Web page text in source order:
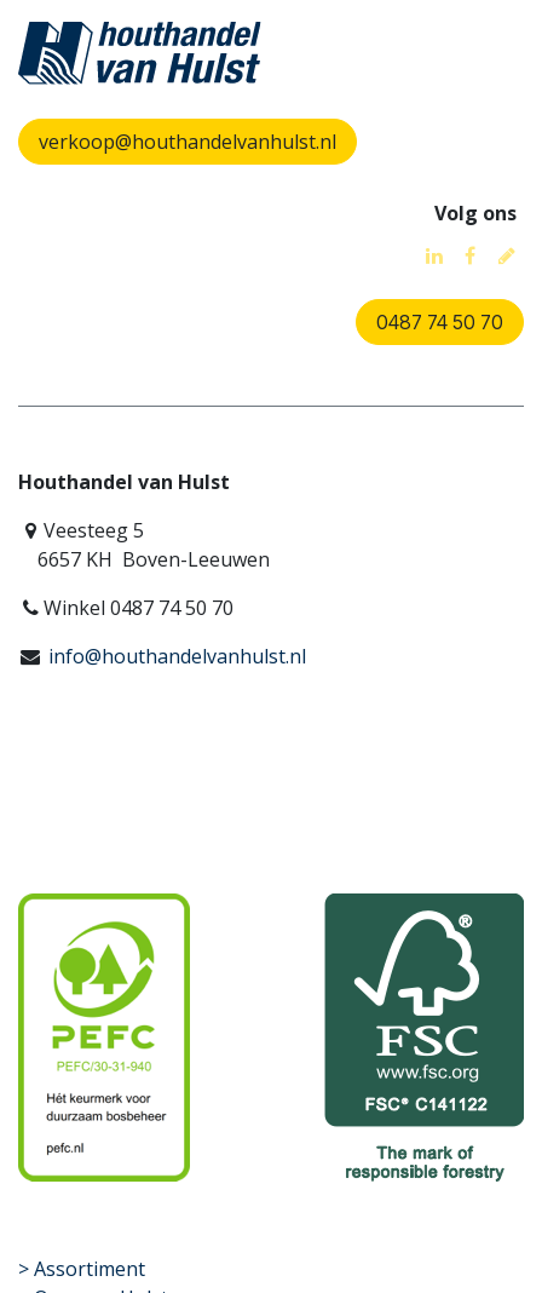
verkoop@houthandelvanhulst.nl
Volg ons
0487 74 50 70
Houthandel van Hulst
Veesteeg 5
6657 KH Boven-Leeuwen
Winkel 0487 74 50 70
info@houthandelvanhulst.nl
​>Assortiment